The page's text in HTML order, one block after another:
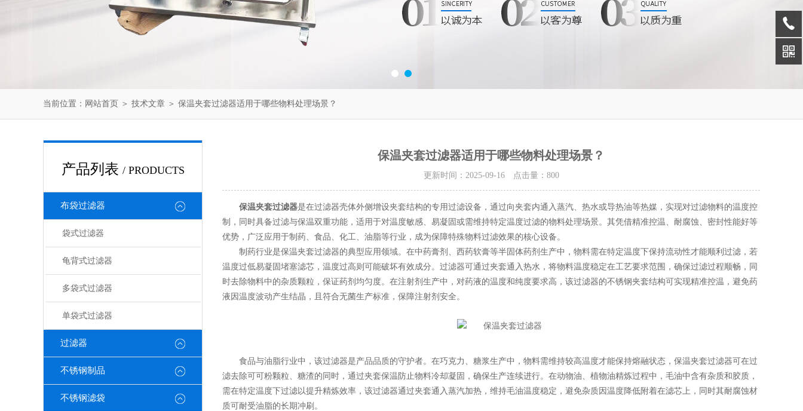
当前位置： 网站首页 ＞ 技术文章 ＞ 保温夹套过滤器适用于哪些物料处理场景？
产品列表 / PRODUCTS
布袋过滤器
袋式过滤器
龟背式过滤器
多袋式过滤器
单袋式过滤器
过滤器
不锈钢制品
不锈钢滤袋
保温夹套过滤器适用于哪些物料处理场景？
更新时间：2025-09-16 点击量： 800
保温夹套过滤器是在过滤器壳体外侧增设夹套结构的专用过滤设备，通过向夹套内通入蒸汽、热水或导热油等热媒，实现对过滤物料的温度控
制，同时具备过滤与保温双重功能，适用于对温度敏感、易凝固或需维持特定温度过滤的物料处理场景。其凭借精准控温、耐腐蚀、密封性能好等
优势，广泛应用于制药、食品、化工、油脂等行业，成为保障特殊物料过滤效果的核心设备。
制药行业是保温夹套过滤器的典型应用领域。在中药膏剂、西药软膏等半固体药剂生产中，物料需在特定温度下保持流动性才能顺利过滤，若
温度过低易凝固堵塞滤芯，温度过高则可能破坏有效成分。过滤器可通过夹套通入热水，将物料温度稳定在工艺要求范围，确保过滤过程顺畅，同
时去除物料中的杂质颗粒，保证药剂均匀度。在注射剂生产中，对药液的温度和纯度要求高，该过滤器的不锈钢夹套结构可实现精准控温，避免药
液因温度波动产生结晶，且符合无菌生产标准，保障注射剂安全。
食品与油脂行业中，该过滤器是产品品质的守护者。在巧克力、糖浆生产中，物料需维持较高温度才能保持熔融状态，保温夹套过滤器可在过
滤去除可可粉颗粒、糖渣的同时，通过夹套保温防止物料冷却凝固，确保生产连续进行。在动物油、植物油精炼过程中，毛油中含有杂质和胶质，
需在特定温度下过滤以提升精炼效率，该过滤器通过夹套通入蒸汽加热，维持毛油温度稳定，避免杂质因温度降低附着在滤芯上，同时其耐腐蚀材
质可耐受油脂的长期冲刷。